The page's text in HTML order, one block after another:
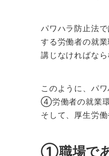
パワハラ防止法
する労働者の就
講じなければな
このように、パ
④労働者の就業環
そして、厚生労
①職場で